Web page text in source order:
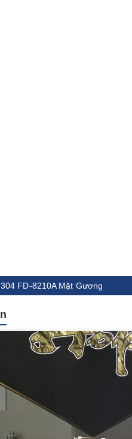
FD-8210A Mặt Gương